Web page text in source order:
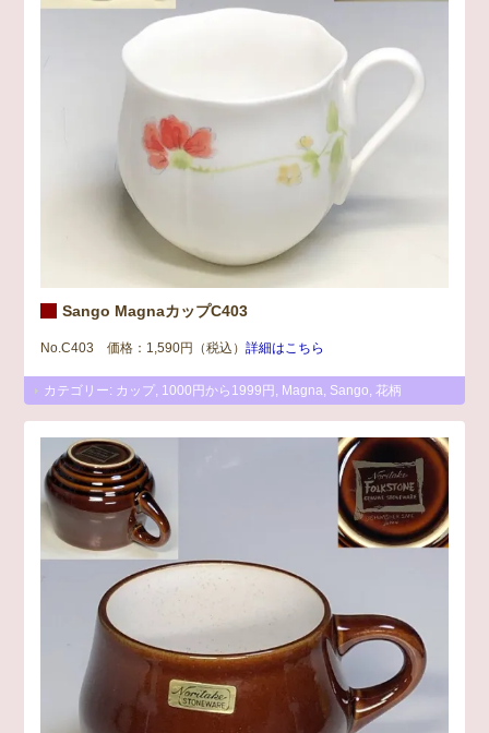
Sango MagnaカップC403
No.C403 価格：1,590円（税込）詳細はこちら
カテゴリー: カップ 1000円から1999円 Magna Sango ,花柄